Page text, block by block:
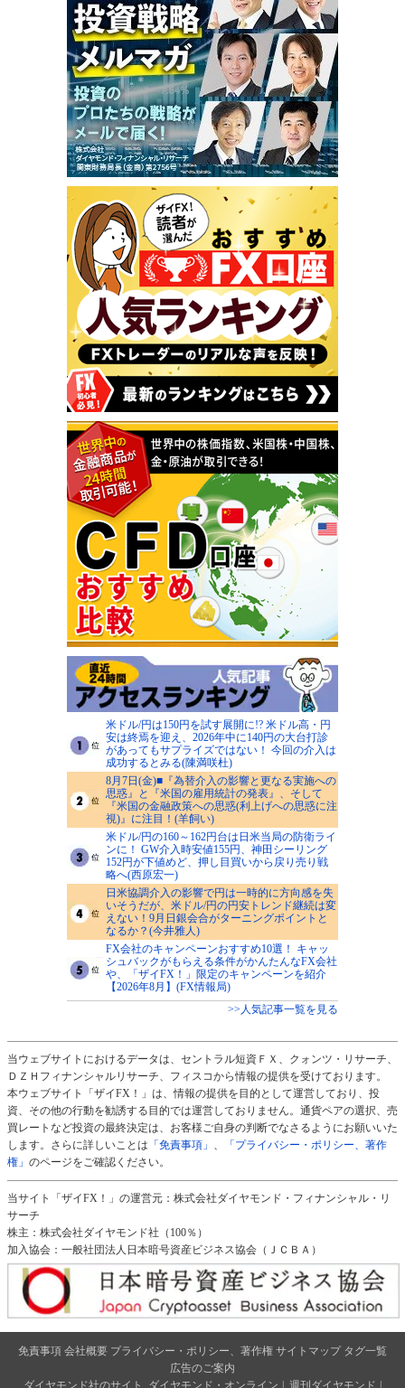
米ドル/円は150円を試す展開に!? 米ドル高・円
安は終焉を迎え、2026年中に140円の大台打診
があってもサプライズではない！ 今回の介入は
成功するとみる(陳満咲杜)
8月7日(金)■『為替介入の影響と更なる実施への
思惑』と『米国の雇用統計の発表』、そして
『米国の金融政策への思惑(利上げへの思惑に注
視)』に注目！(羊飼い)
米ドル/円の160～162円台は日米当局の防衛ライ
ンに！ GW介入時安値155円、神田シーリング
152円が下値めど、押し目買いから戻り売り戦
略へ(西原宏一)
日米協調介入の影響で円は一時的に方向感を失
いそうだが、米ドル/円の円安トレンド継続は変
えない！9月日銀会合がターニングポイントと
なるか？(今井雅人)
FX会社のキャンペーンおすすめ10選！ キャッ
シュバックがもらえる条件がかんたんなFX会社
や、「ザイFX！」限定のキャンペーンを紹介
【2026年8月】(FX情報局)
>>人気記事一覧を見る
当ウェブサイトにおけるデータは、セントラル短資ＦＸ、クォンツ・リサーチ、
ＤＺＨフィナンシャルリサーチ、フィスコから情報の提供を受けております。
本ウェブサイト「ザイFX！」は、情報の提供を目的として運営しており、投
資、その他の行動を勧誘する目的では運営しておりません。通貨ペアの選択、売
買レートなど投資の最終決定は、お客様ご自身の判断でなさるようにお願いいた
します。さらに詳しいことは 「免責事項」 、
「プライバシー・ポリシー、著作
権」 のページをご確認ください。
当サイト「ザイFX！」の運営元：株式会社ダイヤモンド・フィナンシャル・リ
サーチ
株主：株式会社ダイヤモンド社（100％）
加入協会：一般社団法人日本暗号資産ビジネス協会（ＪＣＢＡ）
免責事項 会社概要 プライバシー・ポリシー、著作権 サイトマップ タグ一覧
広告のご案内